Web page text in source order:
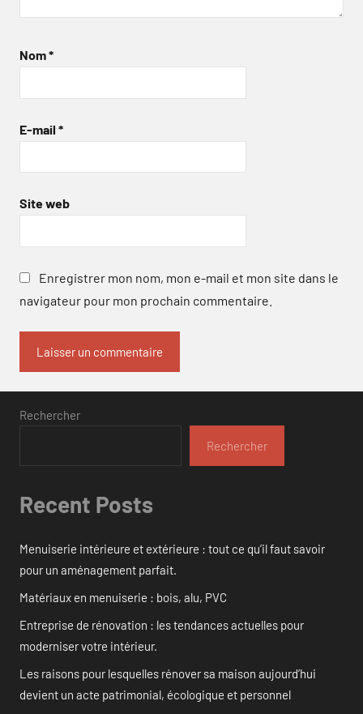
Nom*
E-mail *
Site web
Enregistrer mon nom, mon e-mail et mon site dans le
navigateur pour mon prochain commentaire.
Rechercher
Rechercher
Recent Posts
Menuiserie intérieure et extérieure : tout ce qu’il faut savoir
pour un aménagement parfait.
Matériaux en menuiserie : bois, alu, PVC
Entreprise de rénovation : les tendances actuelles pour
moderniser votre intérieur.
Les raisons pour lesquelles rénover sa maison aujourd’hui
devient un acte patrimonial, écologique et personnel